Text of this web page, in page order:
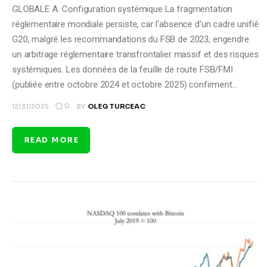
GLOBALE A. Configuration systémique La fragmentation
réglementaire mondiale persiste, car l'absence d'un cadre unifié
G20, malgré les recommandations du FSB de 2023, engendre
un arbitrage réglementaire transfrontalier massif et des risques
systémiques. Les données de la feuille de route FSB/FMI
(publiée entre octobre 2024 et octobre 2025) confirment…
12/31/2025 0 BY OLEG TURCEAC
READ MORE